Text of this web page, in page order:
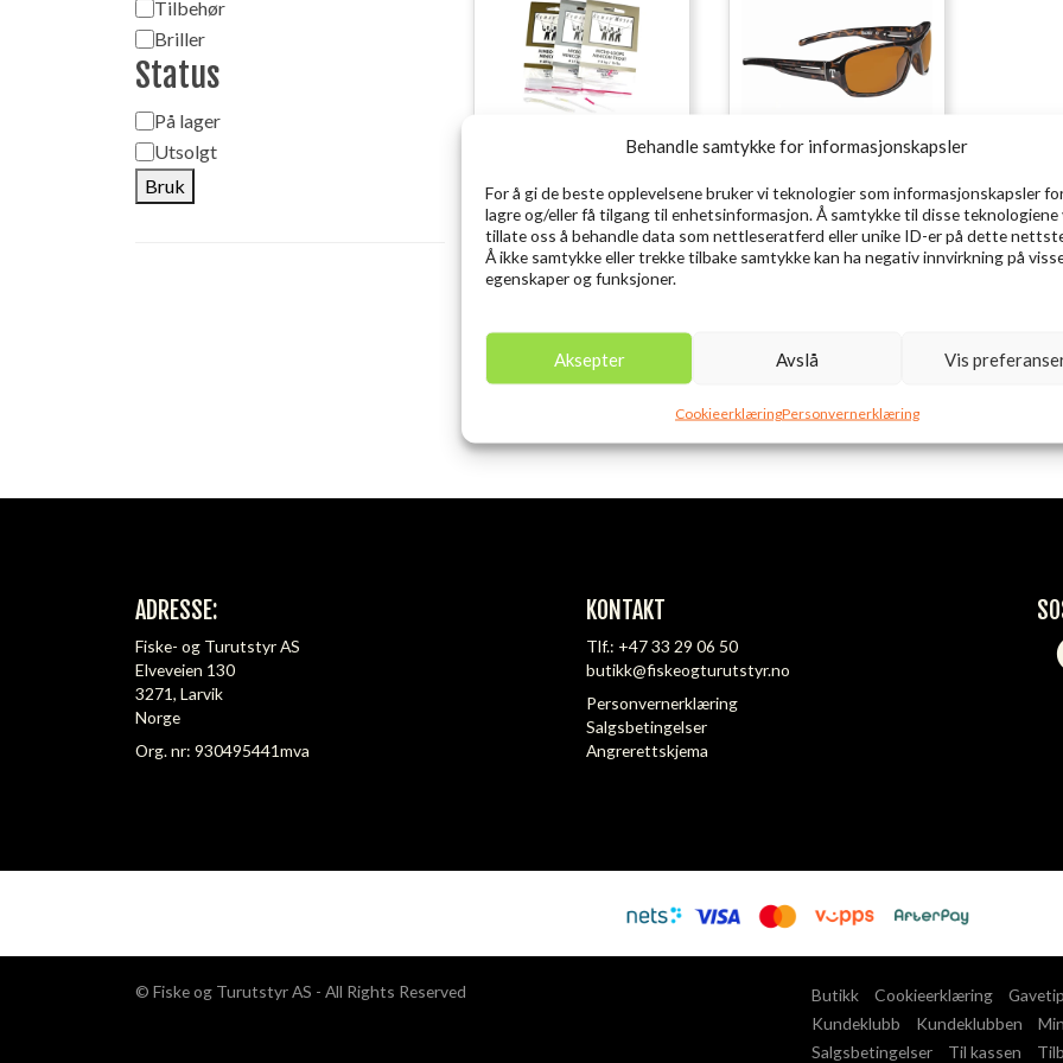
Behandle samtykke for informasjonskapsler
For å gi de beste opplevelsene bruker vi teknologier som informasjonskapsler
lagre og/eller få tilgang til enhetsinformasjon. Å samtykke til disse teknologiene
tillate oss å behandle data som nettleseratferd eller unike ID-er på dette
Å ikke samtykke eller trekke tilbake samtykke kan ha negativ innvirkning på
egenskaper og funksjoner.
Aksepter Avslå Vis
CookieerklæringPersonvernerklæring
Tilbehør
Briller
Status
Status
På lager
Utsolgt
Bruk
ROMAN MOSER Micro-
Loops MiniCon
kr199,00 inkl. MVA.
Salmon 17kg, Trout
8kg
TRAPER Nevada
Solbrille
kr299,00 inkl. MVA.
ADRESSE:
Fiske- og Turutstyr AS
Elveveien 130
3271, Larvik
Norge
Org. nr: 930495441mva
KONTAKT
Tlf.: +47 33 29 06 50
butikk@fiskeogturutstyr.no
Personvernerklæring
Salgsbetingelser
Angrerettskjema
© Fiske og Turutstyr AS - All Rights Reserved Butikk Cookieerklæring
Kundeklubb
Kundeklubben
Salgsbetingelser
Til kassen